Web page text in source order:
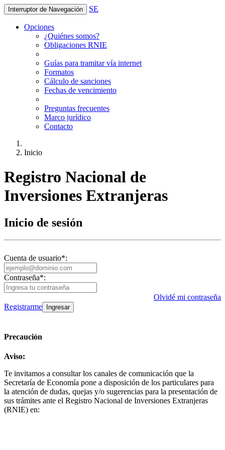
Interruptor de Navegación SE
Opciones
¿Quiénes somos?
Obligaciones RNIE
Guías para tramitar vía internet
Formatos
Cálculo de sanciones
Fechas de vencimiento
Preguntas frecuentes
Marco jurídico
Contacto
Inicio
Registro Nacional de
Inversiones Extranjeras
Inicio de sesión
Cuenta de usuario*:
Contraseña*:
Olvidé mi contraseña
Registrarme
Precaución
Aviso:
Te invitamos a consultar los canales de comunicación que la
Secretaría de Economía pone a disposición de los particulares para
la atención de dudas, quejas y/o sugerencias para la presentación de
sus trámites ante el Registro Nacional de Inversiones Extranjeras
(RNIE) en: